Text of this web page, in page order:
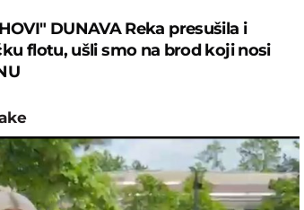
DUNAVA Reka presušila i
flotu, ušli smo na brod koji nosi